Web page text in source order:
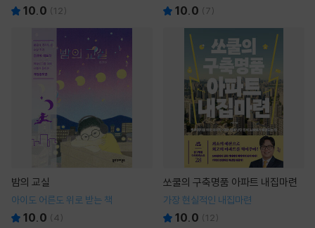
10.0 (12) 10.0 (7)
밤의 교실
아이도 어른도 위로 받는 책
10.0 (4)
쏘쿨의 구축명품 아파트 내집마련
가장 현실적인 내집마련
10.0 (12)